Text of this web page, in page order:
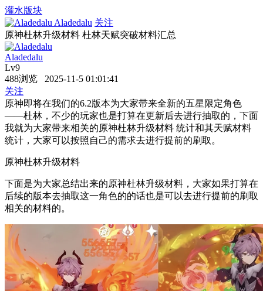
灌水版块
Aladedalu 关注
原神杜林升级材料 杜林天赋突破材料汇总
Aladedalu
Lv9
488浏览 2025-11-5 01:01:41
关注
原神即将在我们的6.2版本为大家带来全新的五星限定角色
——杜林，不少的玩家也是打算在更新后去进行抽取的，下面
我就为大家带来相关的原神杜林升级材料 统计和其天赋材料
统计，大家可以按照自己的需求去进行提前的刷取。
原神杜林升级材料
下面是为大家总结出来的原神杜林升级材料，大家如果打算在
后续的版本去抽取这一角色的的话也是可以去进行提前的刷取
相关的材料的。